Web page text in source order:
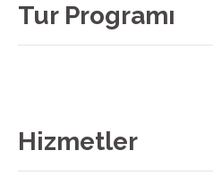
Tur Programı
Hizmetler